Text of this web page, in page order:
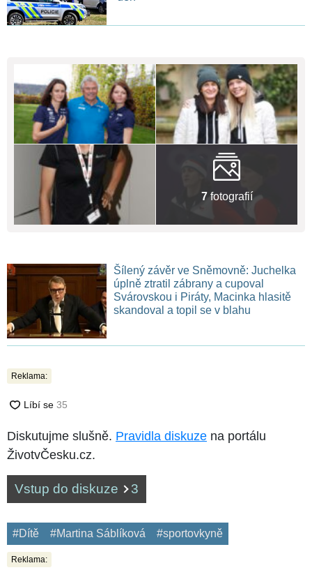
7fotografií
Šílený závěr ve Sněmovně: Juchelka
úplně ztratil zábrany a cupoval
Svárovskou i Piráty, Macinka hlasitě
skandoval a topil se v blahu
Reklama:
Diskutujme slušně. Pravidla diskuze na portálu
ŽivotvČesku.cz.
Vstup do diskuze 3
#Dítě #Martina Sáblíková #sportovkyně
Reklama: